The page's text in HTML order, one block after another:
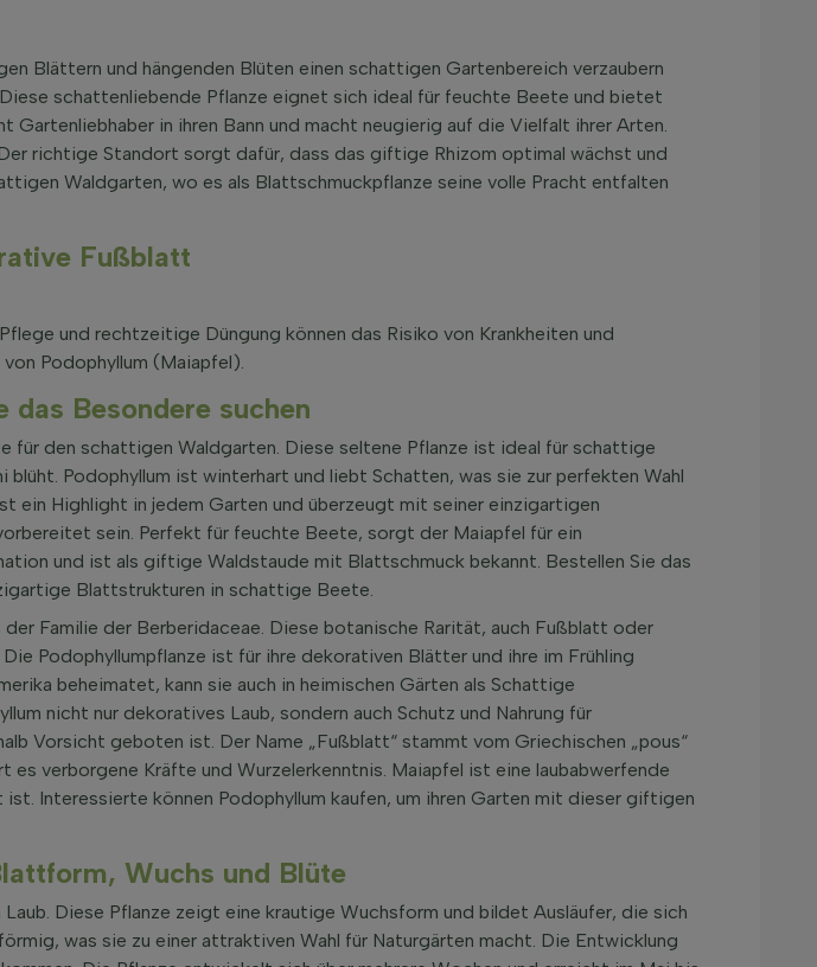
Blättern und hängenden Blüten einen schattigen Gartenbereich verzaubern
schattenliebende Pflanze eignet sich ideal für feuchte Beete und bietet
in ihren Bann und macht neugierig auf die Vielfalt ihrer Arten.
richtige Standort sorgt dafür, dass das giftige Rhizom optimal wächst und
Waldgarten, wo es als Blattschmuckpflanze seine volle Pracht entfalten
Fußblatt
und rechtzeitige Düngung können das Risiko von Krankheiten und
Podophyllum (Maiapfel).
Besondere suchen
den schattigen Waldgarten. Diese seltene Pflanze ist ideal für schattige
Podophyllum ist winterhart und liebt Schatten, was sie zur perfekten Wahl
ein Highlight in jedem Garten und überzeugt mit seiner einzigartigen
sein. Perfekt für feuchte Beete, sorgt der Maiapfel für ein
und ist als giftige Waldstaude mit Blattschmuck bekannt. Bestellen Sie das
Blattstrukturen in schattige Beete.
Familie der Berberidaceae. Diese botanische Rarität, auch Fußblatt oder
Podophyllumpflanze ist für ihre dekorativen Blätter und ihre im Frühling
beheimatet, kann sie auch in heimischen Gärten als Schattige
nicht nur dekoratives Laub, sondern auch Schutz und Nahrung für
Vorsicht geboten ist. Der Name „Fußblatt“ stammt vom Griechischen „pous“
verborgene Kräfte und Wurzelerkenntnis. Maiapfel ist eine laubabwerfende
Interessierte können Podophyllum kaufen, um ihren Garten mit dieser giftigen
Wuchs und Blüte
Diese Pflanze zeigt eine krautige Wuchsform und bildet Ausläufer, die sich
was sie zu einer attraktiven Wahl für Naturgärten macht. Die Entwicklung